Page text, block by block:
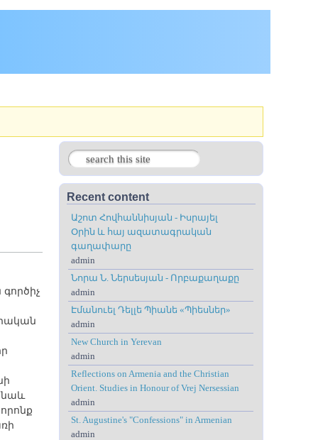
Search form
Search
Recent content
Աշոտ Հովհաննիսյան - Իսրայել
Օրին և հայ ազատագրական
գաղափարը
admin
Նորա Ն. Ներսեսյան - Որբաքաղաքը
admin
Էմանուել Դելլե Պիանե «Պիեսներ»
admin
New Church in Yerevan
admin
Reflections on Armenia and the Christian
Orient. Studies in Honour of Vrej Nersessian
admin
St. Augustine's "Confessions" in Armenian
admin